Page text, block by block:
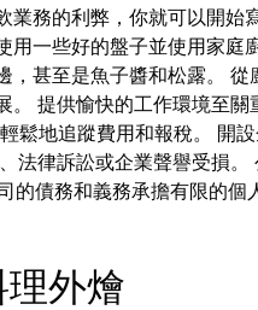
務的利弊，你就可以開始
一些好的盤子並使用家庭
甚至是魚子醬和松露。
提供愉快的工作環境至
鬆地追蹤費用和報稅。 開
法律訴訟或企業聲譽受損
債務和義務承擔有限的個
外燴